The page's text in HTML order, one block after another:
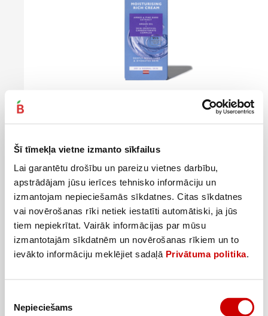
Šī tīmekļa vietne izmanto sīkfailus
Lai garantētu drošību un pareizu vietnes darbību,
apstrādājam jūsu ierīces tehnisko informāciju un
izmantojam nepieciešamās sīkdatnes. Citas sīkdatnes
vai novērošanas rīki netiek iestatīti automātiski, ja jūs
tiem nepiekrītat. Vairāk informācijas par mūsu
izmantotajām sīkdatnēm un novērošanas rīkiem un to
ievākto informāciju meklējiet sadaļā Privātuma politika.
izvēle
Nepieciešams
169,8€/l 259,8€/l
Pievienot